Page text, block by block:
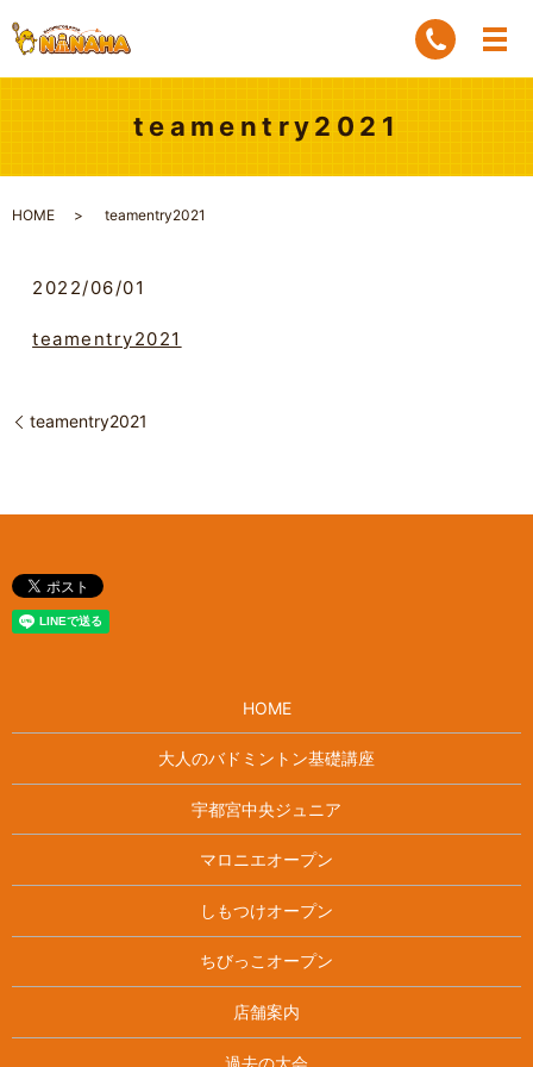
teamentry2021
HOME teamentry2021
2022/06/01
teamentry2021
teamentry2021
HOME
大人のバドミントン基礎講座
宇都宮中央ジュニア
マロニエオープン
しもつけオープン
ちびっこオープン
店舗案内
過去の大会